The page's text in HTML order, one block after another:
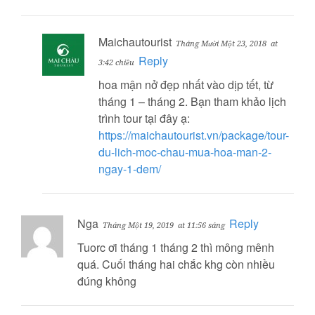
Maichautourist Tháng Mười Một 23, 2018 at
3:42 chiều Reply
hoa mận nở đẹp nhất vào dịp tết, từ
tháng 1 – tháng 2. Bạn tham khảo lịch
trình tour tại đây ạ:
https://maichautourist.vn/package/tour-
du-lich-moc-chau-mua-hoa-man-2-
ngay-1-dem/
Nga Tháng Một 19, 2019 at 11:56 sáng Reply
Tuorc ơi tháng 1 tháng 2 thì mông mênh
quá. Cuối tháng hai chắc khg còn nhiều
đúng không